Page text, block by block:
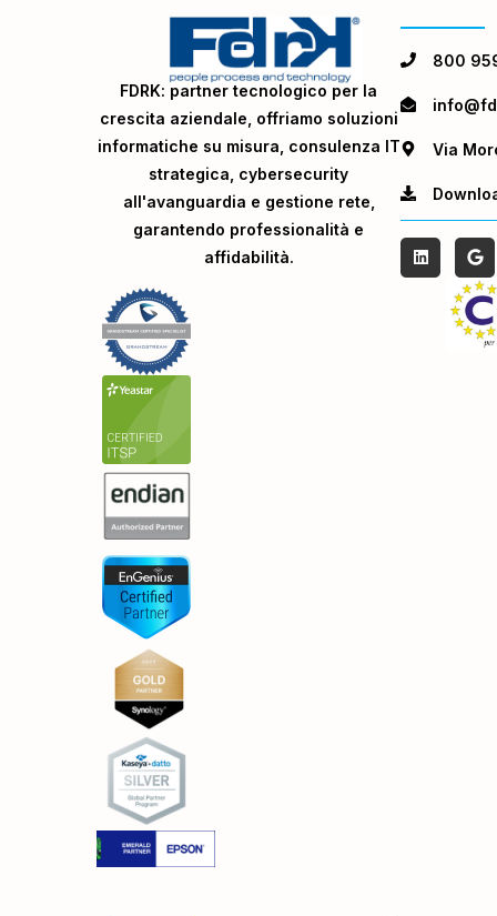
FDRK: partner tecnologico per la
crescita aziendale, offriamo soluzioni
informatiche su misura, consulenza IT
strategica, cybersecurity
all'avanguardia e gestione rete,
garantendo professionalità e
affidabilità.
800
Via